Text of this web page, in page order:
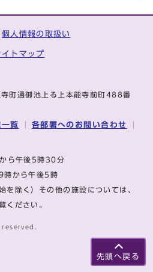
先頭へ戻る
個人情報の取扱い
イトマップ
通御池上る上本能寺前町488番
覧 各部署へのお問い合わせ
から午後5時30分
9時から午後5時
を除く）その他の施設については、
ください。